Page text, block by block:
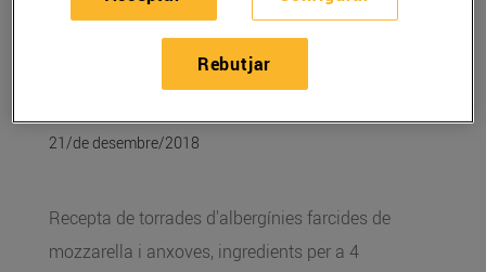
d'albergínies farcides
de mozzarella i
anxoves
21/de desembre/2018
Recepta de torrades d'albergínies farcides de
mozzarella i anxoves, ingredients per a 4
Rebutjar